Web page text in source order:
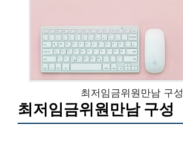
최저임금위원만남 구성
최저임금위원만남 구성